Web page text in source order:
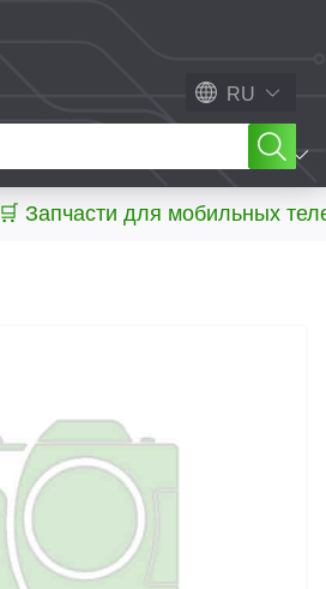
RU
МЕНЮ
🛒 Запчасти для мобильных